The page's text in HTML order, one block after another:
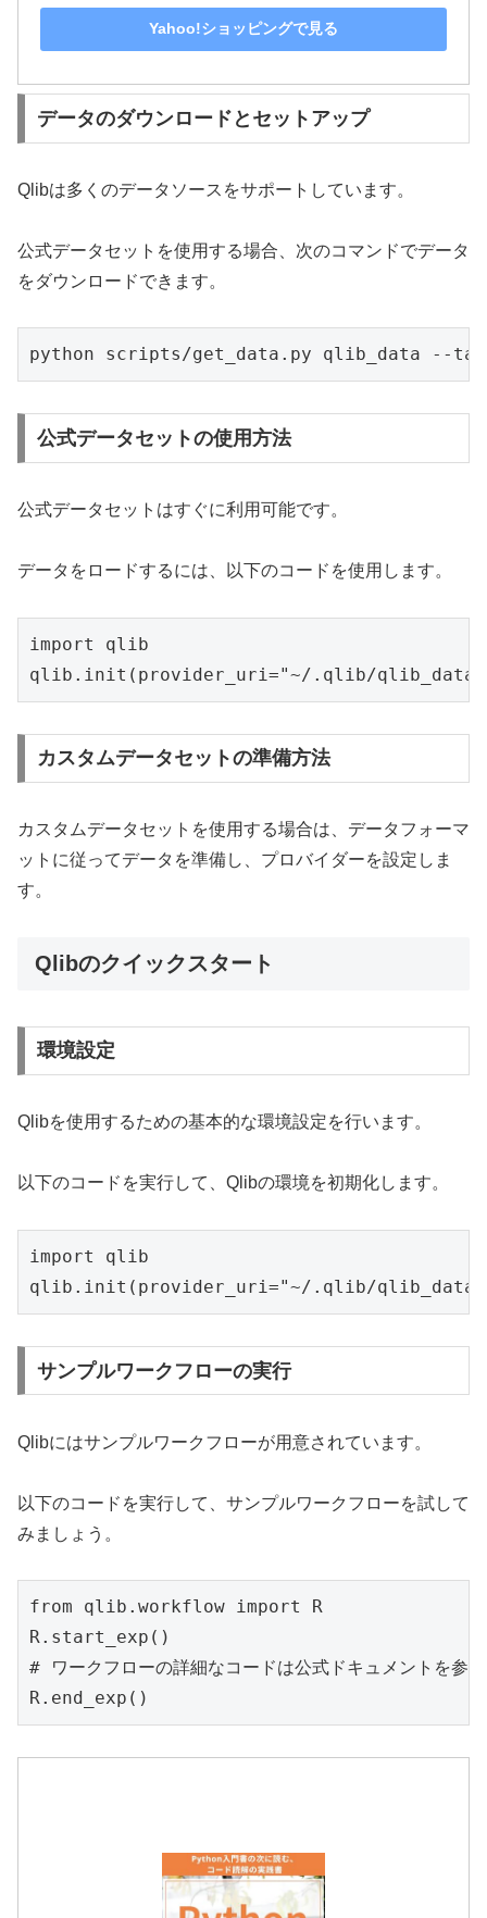
Yahoo!ショッピングで見る
データのダウンロードとセットアップ
Qlibは多くのデータソースをサポートしています。
公式データセットを使用する場合、次のコマンドでデータ
をダウンロードできます。
python scripts/get_data.py qlib_data --
公式データセットの使用方法
公式データセットはすぐに利用可能です。
データをロードするには、以下のコードを使用します。
import qlib
qlib.init(provider_uri="~/.qlib/qlib_data/
カスタムデータセットの準備方法
カスタムデータセットを使用する場合は、データフォーマ
ットに従ってデータを準備し、プロバイダーを設定しま
す。
Qlibのクイックスタート
環境設定
Qlibを使用するための基本的な環境設定を行います。
以下のコードを実行して、Qlibの環境を初期化します。
import qlib
qlib.init(provider_uri="~/.qlib/qlib_data/
サンプルワークフローの実行
Qlibにはサンプルワークフローが用意されています。
以下のコードを実行して、サンプルワークフローを試して
みましょう。
from qlib.workflow import R
R.start_exp()
# ワークフローの詳細なコードは公式ドキュメントを参照
R.end_exp()